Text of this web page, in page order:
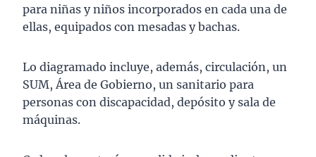
para niñas y niños incorporados en cada una de
ellas, equipados con mesadas y bachas.
Lo diagramado incluye, además, circulación, un
SUM, Área de Gobierno, un sanitario para
personas con discapacidad, depósito y sala de
máquinas.